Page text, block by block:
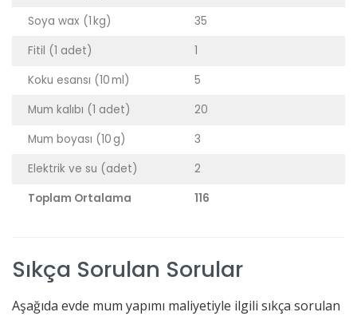
Soya wax (1 kg)
35
Fitil (1 adet)
1
Koku esansı (10 ml)
5
Mum kalıbı (1 adet)
20
Mum boyası (10 g)
3
Elektrik ve su (adet)
2
Toplam Ortalama
116
Sıkça Sorulan Sorular
Aşağıda evde mum yapımı maliyetiyle ilgili sıkça sorulan